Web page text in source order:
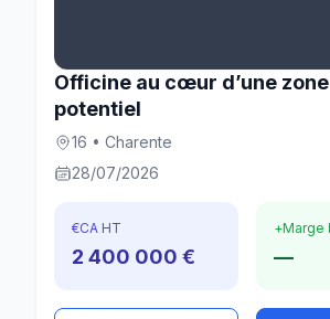
Officine au cœur d’une
potentiel
16 • Charente
28/07/2026
€CA HT
2 400 000 €
+Marge
—